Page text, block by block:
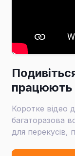
працюють
Коротке відео
багаторазова
для перекусів,